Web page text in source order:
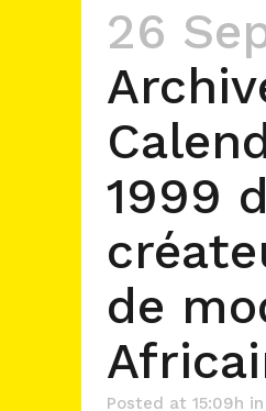
26
1999
de
Posted at 15:09h in